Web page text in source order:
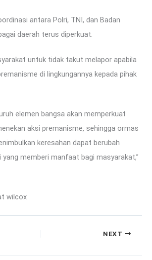
antara Polri, TNI, dan Badan
daerah terus diperkuat.
untuk tidak takut melapor apabila
di lingkungannya kepada pihak
elemen bangsa akan memperkuat
aksi premanisme, sehingga ormas
keresahan dapat berubah
memberi manfaat bagi masyarakat,”
wilcox
NEXT